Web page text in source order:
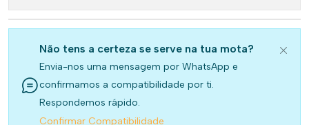
Não tens a certeza se serve na tua mota?
Envia-nos uma mensagem por WhatsApp e
confirmamos a compatibilidade por ti.
Respondemos rápido.
Confirmar Compatibilidade